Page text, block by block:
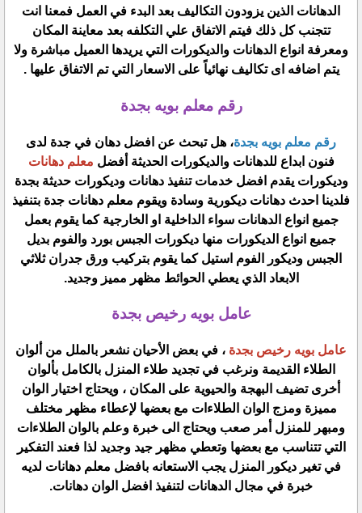
الدهانات الذين يزودون التكاليف بعد البدء في العمل فمعنا انت
تتجنب كل ذلك فيتم الاتفاق علي التكلفه بعد معاينة المكان
ومعرفة انواع الدهانات والديكورات التي يريدها العميل مباشرة ولا
يتم اضافه اى تكاليف نهائياً على الاسعار التي تم الاتفاق عليها .
رقم معلم بويه بجدة
رقم معلم بويه بجدة، هل تبحث عن افضل دهان في جدة لدى
فنون ابداع للدهانات والديكورات الحديثة أفضل معلم دهانات
وديكورات يقدم افضل خدمات تنفيذ دهانات وديكورات حديثة بجدة
فلدينا احدث دهانات ديكورية وسادة ويقوم معلم دهانات جدة بتنفيذ
جميع انواع الدهانات سواء الداخلية او الخارجية كما يقوم بعمل
جميع انواع الديكورات منها ديكورات الجبس بورد والفوم بديل
الجبس وديكور الفوم استيل كما يقوم بتركيب ورق جدران ثلاثي
الابعاد الذي يعطي الحوائط مظهر مميز وجديد.
عامل بويه رخيص بجدة
عامل بويه رخيص بجدة ، في بعض الأحيان نشعر بالملل من ألوان
الطلاء القديمة ونرغب في تجديد طلاء المنزل بالكامل بألوان
أخرى تضيف البهجة والحيوية على المكان ، ويحتاج اختيار الوان
مميزة ومزج الوان الطلاءات مع بعضها لإعطاء مظهر مختلف
ومبهر للمنزل أمر صعب ويحتاج الى خبرة وعلم بالوان الطلاءات
التي تتناسب مع بعضها وتعطي مظهر جيد وجديد لذا فعند التفكير
في تغير ديكور المنزل يجب الاستعانه بافضل معلم دهانات لديه
خبرة في مجال الدهانات لتنفيذ افضل الوان دهانات.